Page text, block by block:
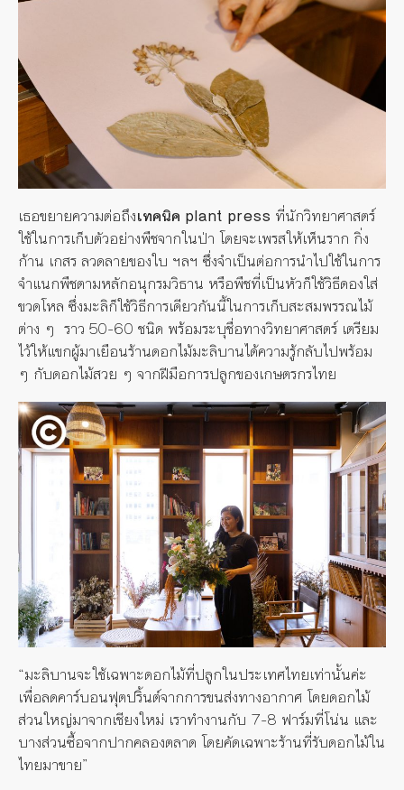
เธอขยายความต่อถึงเทคนิค plant press ที่นักวิทยาศาสตร์
ใช้ในการเก็บตัวอย่างพืชจากในป่า โดยจะเพรสให้เห็นราก กิ่ง
ก้าน เกสร ลวดลายของใบ ฯลฯ ซึ่งจำเป็นต่อการนำไปใช้ในการ
จำแนกพืชตามหลักอนุกรมวิธาน หรือพืชที่เป็นหัวก็ใช้วิธีดองใส่
ขวดโหล ซึ่งมะลิก็ใช้วิธีการเดียวกันนี้ในการเก็บสะสมพรรณไม้
ต่าง ๆ ราว 50-60 ชนิด พร้อมระบุชื่อทางวิทยาศาสตร์ เตรียม
ไว้ให้แขกผู้มาเยือนร้านดอกไม้มะลิบานได้ความรู้กลับไปพร้อม
ๆ กับดอกไม้สวย ๆ จากฝีมือการปลูกของเกษตรกรไทย
“มะลิบานจะใช้เฉพาะดอกไม้ที่ปลูกในประเทศไทยเท่านั้นค่ะ
เพื่อลดคาร์บอนฟุตปริ้นต์จากการขนส่งทางอากาศ โดยดอกไม้
ส่วนใหญ่มาจากเชียงใหม่ เราทำงานกับ 7-8 ฟาร์มที่โน่น และ
บางส่วนซื้อจากปากคลองตลาด โดยคัดเฉพาะร้านที่รับดอกไม้ใน
ไทยมาขาย”